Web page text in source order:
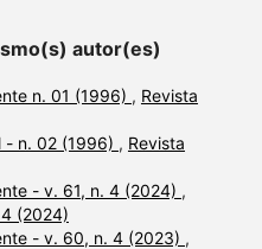
autor(es)
n. 01 (1996) , Revista
- n. 02 (1996) , Revista
- v. 61, n. 4 (2024) ,
(2024)
- v. 60, n. 4 (2023) ,